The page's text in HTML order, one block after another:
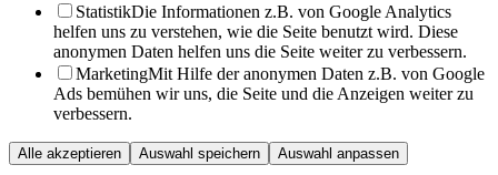
StatistikDie Informationen z.B. von Google Analytics
helfen uns zu verstehen, wie die Seite benutzt wird. Diese
anonymen Daten helfen uns die Seite weiter zu verbessern.
MarketingMit Hilfe der anonymen Daten z.B. von Google
Ads bemühen wir uns, die Seite und die Anzeigen weiter zu
verbessern.
Alle akzeptieren Auswahl speichern Auswahl anpassen